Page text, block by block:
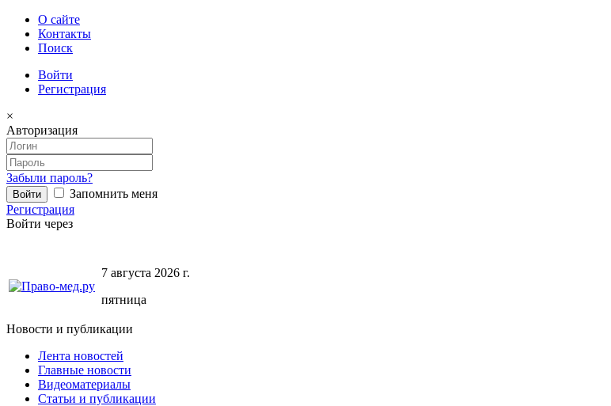
О сайте
Контакты
Поиск
Войти
Регистрация
×
Авторизация
Забыли пароль?
Запомнить меня
Регистрация
Войти через
7 августа 2026 г.
пятница
Новости и публикации
Лента новостей
Главные новости
Видеоматериалы
Статьи и публикации